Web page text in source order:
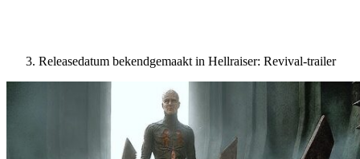
Releasedatum bekendgemaakt in Hellraiser: Revival-trailer